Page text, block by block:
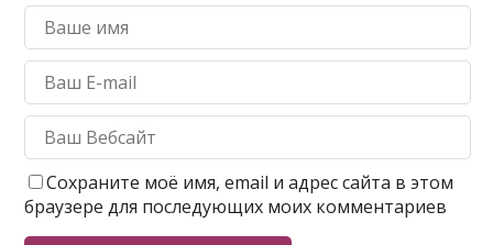
Сохраните моё имя, email и адрес сайта в этом
браузере для последующих моих комментариев